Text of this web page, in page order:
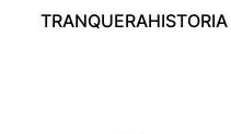
TRANQUERAHISTORIA